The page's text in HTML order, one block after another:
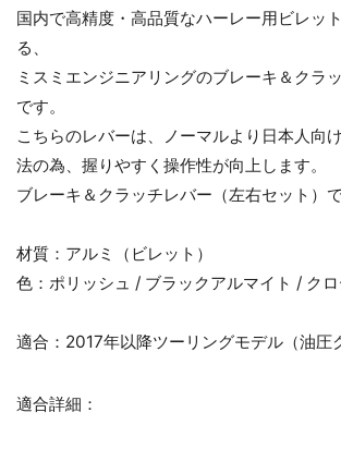
国内で高精度・高品質なハーレー用ビレッ
る、
ミスミエンジニアリングのブレーキ＆クラ
です。
こちらのレバーは、ノーマルより日本人向
法の為、握りやすく操作性が向上します。
ブレーキ＆クラッチレバー（左右セット）で
材質：アルミ（ビレット）
色：ポリッシュ / ブラックアルマイト / ク
適合：2017年以降ツーリングモデル（油圧
適合詳細：